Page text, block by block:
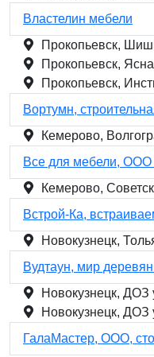
Властелин мебели
Прокопьевск,
Прокопьевск,
Прокопьевск,
Вортумн,
Кемерово,
Все для мебели,
Кемерово,
Встрой-Ка,
Новокузнецк,
Вудтаун, мир
Новокузнецк, ДОЗ
Новокузнецк, ДОЗ
ГалаМастер, ООО,